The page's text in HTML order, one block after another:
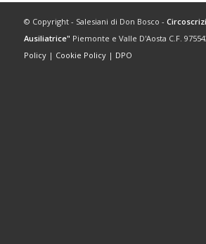
© Copyright - Salesiani di Don Bosco -
Ausiliatrice" Piemonte e Valle D'Aosta C.F.
Policy| Cookie Policy| DPO